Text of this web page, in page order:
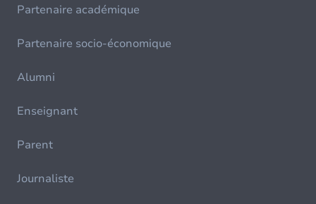
Partenaire académique
Partenaire socio-économique
Alumni
Enseignant
Parent
Journaliste